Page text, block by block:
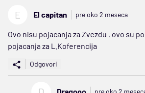
E El capitan pre oko 2 meseca
Ovo nisu pojacanja za Zvezdu , ovo su
pojacanja za L.Koferencija
Odgovori
pre oko 2